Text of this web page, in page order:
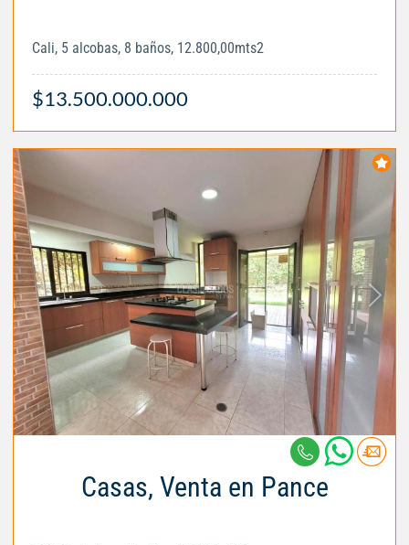
Cali, 5 alcobas, 8 baños, 12.800,00mts2
$13.500.000.000
Casas, Venta en Pance